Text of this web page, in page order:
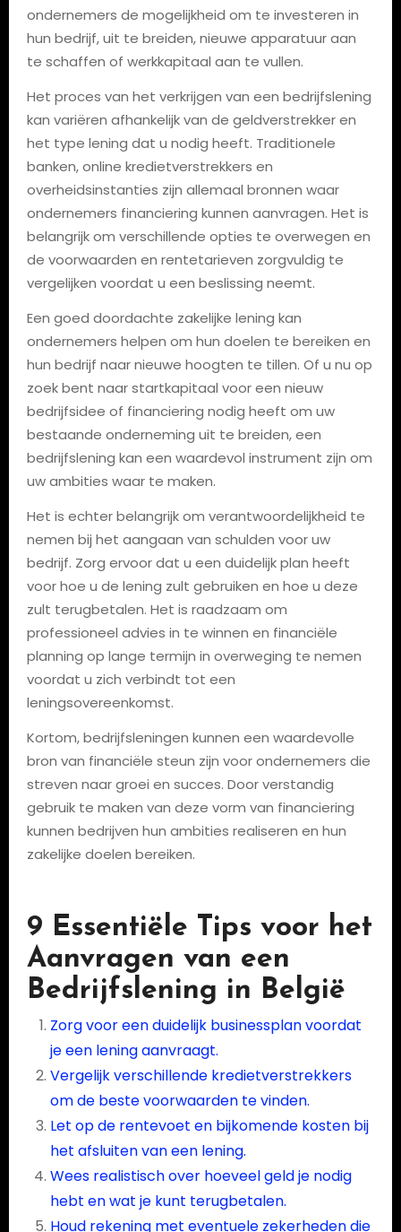
ondernemers de mogelijkheid om te investeren in
hun bedrijf, uit te breiden, nieuwe apparatuur aan
te schaffen of werkkapitaal aan te vullen.
Het proces van het verkrijgen van een bedrijfslening
kan variëren afhankelijk van de geldverstrekker en
het type lening dat u nodig heeft. Traditionele
banken, online kredietverstrekkers en
overheidsinstanties zijn allemaal bronnen waar
ondernemers financiering kunnen aanvragen. Het is
belangrijk om verschillende opties te overwegen en
de voorwaarden en rentetarieven zorgvuldig te
vergelijken voordat u een beslissing neemt.
Een goed doordachte zakelijke lening kan
ondernemers helpen om hun doelen te bereiken en
hun bedrijf naar nieuwe hoogten te tillen. Of u nu op
zoek bent naar startkapitaal voor een nieuw
bedrijfsidee of financiering nodig heeft om uw
bestaande onderneming uit te breiden, een
bedrijfslening kan een waardevol instrument zijn om
uw ambities waar te maken.
Het is echter belangrijk om verantwoordelijkheid te
nemen bij het aangaan van schulden voor uw
bedrijf. Zorg ervoor dat u een duidelijk plan heeft
voor hoe u de lening zult gebruiken en hoe u deze
zult terugbetalen. Het is raadzaam om
professioneel advies in te winnen en financiële
planning op lange termijn in overweging te nemen
voordat u zich verbindt tot een
leningsovereenkomst.
Kortom, bedrijfsleningen kunnen een waardevolle
bron van financiële steun zijn voor ondernemers die
streven naar groei en succes. Door verstandig
gebruik te maken van deze vorm van financiering
kunnen bedrijven hun ambities realiseren en hun
zakelijke doelen bereiken.
9 Essentiële Tips voor het
Aanvragen van een
Bedrijfslening in België
Zorg voor een duidelijk businessplan voordat
je een lening aanvraagt.
Vergelijk verschillende kredietverstrekkers
om de beste voorwaarden te vinden.
Let op de rentevoet en bijkomende kosten bij
het afsluiten van een lening.
Wees realistisch over hoeveel geld je nodig
hebt en wat je kunt terugbetalen.
Houd rekening met eventuele zekerheden die